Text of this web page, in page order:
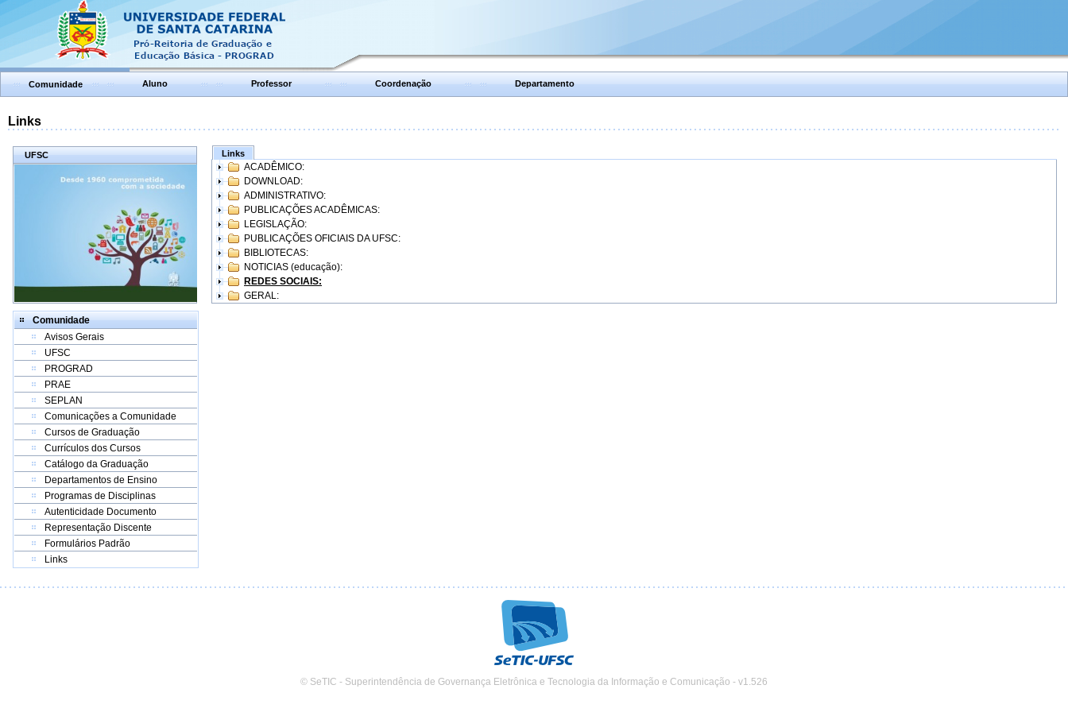
Comunidade Aluno Professor Coordenação Departamento
Links
UFSC
Comunidade
Avisos Gerais
UFSC
PROGRAD
PRAE
SEPLAN
Comunicações a Comunidade
Cursos de Graduação
Currículos dos Cursos
Catálogo da Graduação
Departamentos de Ensino
Programas de Disciplinas
Autenticidade Documento
Representação Discente
Formulários Padrão
Links
Links
ACADÊMICO:
DOWNLOAD:
ADMINISTRATIVO:
PUBLICAÇÕES ACADÊMICAS:
LEGISLAÇÃO:
PUBLICAÇÕES OFICIAIS DA UFSC:
BIBLIOTECAS:
NOTICIAS (educação):
REDES SOCIAIS:
GERAL:
© SeTIC - Superintendência de Governança Eletrônica e Tecnologia da Informação e Comunicação - v1.526